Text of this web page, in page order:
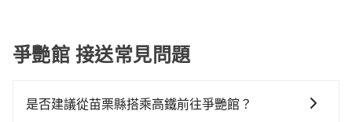
爭艷館 接送常見問題
是否建議從苗栗縣搭乘高鐵前往爭艷館？